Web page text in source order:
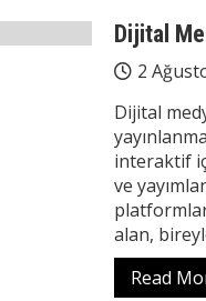
Dijital
2
Dijital
interaktif
ve
alan,
Read